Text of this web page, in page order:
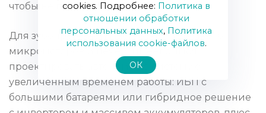
чтобы не перегружать ИБП.
Для зубопротезной мастерской, где много
микромоторов и печей, имеет смысл
проектировать автономную систему с
увеличенным временем работы: ИБП с
большими батареями или гибридное решение
cookies. Подробнее: Политика в
отношении обработки
персональных данных, Политика
использования сookie-файлов.
ОК